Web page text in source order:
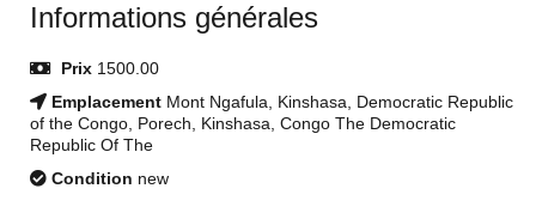
Informations générales
Prix 1500.00
Emplacement Mont Ngafula, Kinshasa, Democratic Republic
of the Congo, Porech, Kinshasa, Congo The Democratic
Republic Of The
Condition new